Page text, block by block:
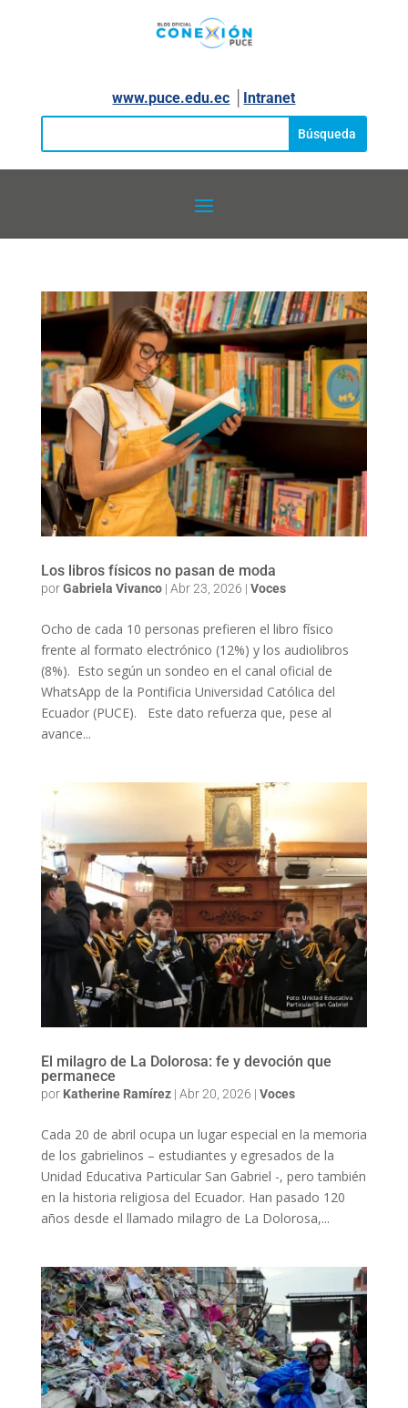
www.puce.edu.ec Intranet
Los libros físicos no pasan de moda
porGabriela Vivanco| Abr 23, 2026 | Voces
Ocho de cada 10 personas prefieren el libro físico
frente al formato electrónico (12%) y los audiolibros
(8%). Esto según un sondeo en el canal oficial de
WhatsApp de la Pontificia Universidad Católica del
Ecuador (PUCE). Este dato refuerza que, pese al
avance...
El milagro de La Dolorosa: fe y devoción que
permanece
por Katherine Ramírez| Abr 20, 2026 | Voces
Cada 20 de abril ocupa un lugar especial en la memoria
de los gabrielinos – estudiantes y egresados de la
Unidad Educativa Particular San Gabriel -, pero también
en la historia religiosa del Ecuador. Han pasado 120
años desde el llamado milagro de La Dolorosa,...